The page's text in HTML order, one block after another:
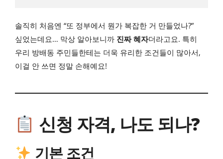
솔직히 처음엔 “또 정부에서 뭔가 복잡한 거 만들었나?”
싶었는데요… 막상 알아보니까 진짜 혜자더라고요. 특히
우리 방배동 주민들한테는 더욱 유리한 조건들이 많아서,
이걸 안 쓰면 정말 손해예요!
신청 자격, 나도 되나?
기본 조건